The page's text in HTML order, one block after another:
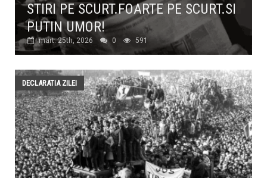
STIRI PE SCURT.FOARTE PE SCURT.SI
PUTIN UMOR!
mart. 25th, 2026 0 591
DECLARATIA ZILEI